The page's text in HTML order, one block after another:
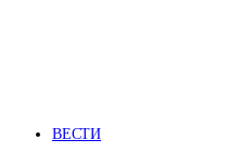
ВЕСТИ